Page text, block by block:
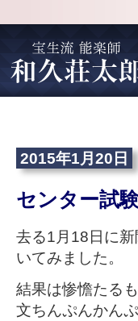
2015年1月20日
センター試
去る1月18日に
いてみました。
結果は惨憺たる
文ちんぷんかんぷ